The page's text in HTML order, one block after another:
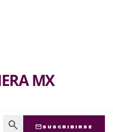
MX
search mail SUSCRIBIRSE